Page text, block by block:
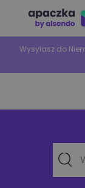
Wysyłasz do